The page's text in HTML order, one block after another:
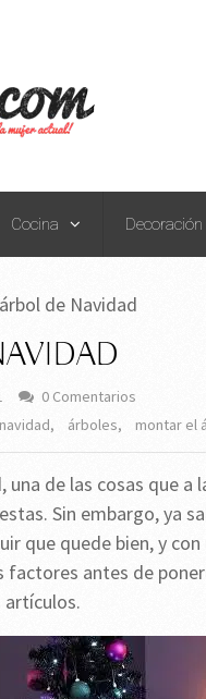
Cocina Decoración
de Navidad
0 Comentarios
, árboles, montar el
una de las cosas que
Sin embargo, ya
que quede bien, y
antes de
artículos.